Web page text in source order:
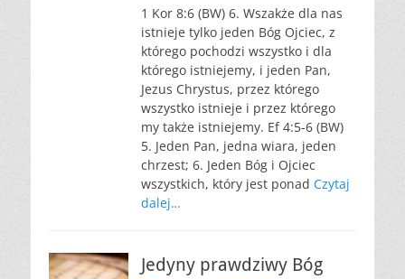
1 Kor 8:6 (BW) 6. Wszakże dla nas
istnieje tylko jeden Bóg Ojciec, z
którego pochodzi wszystko i dla
którego istniejemy, i jeden Pan,
Jezus Chrystus, przez którego
wszystko istnieje i przez którego
my także istniejemy. Ef 4:5-6 (BW)
5. Jeden Pan, jedna wiara, jeden
chrzest; 6. Jeden Bóg i Ojciec
wszystkich, który jest ponad Czytaj
dalej…
Jedyny prawdziwy Bóg